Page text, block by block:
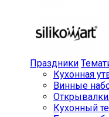
Праздники
Кухонная
Винные
Кухонный